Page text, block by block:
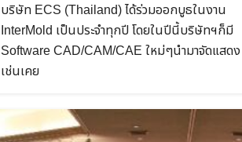
บริษัท ECS (Thailand) ได้ร่วมออกบูธในงาน
InterMold เป็นประจำทุกปี โดยในปีนี้บริษัทฯก็มี
Software CAD/CAM/CAE ใหม่ๆนำมาจัดแสดง
เช่นเคย